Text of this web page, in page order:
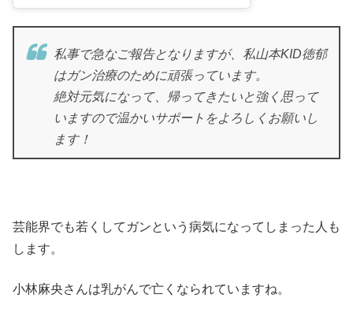
私事で急なご報告となりますが、私山本KID徳郁
はガン治療のために頑張っています。
絶対元気になって、帰ってきたいと強く思って
いますので温かいサポートをよろしくお願いし
ます！
芸能界でも若くしてガンという病気になってしまった人も
します。
小林麻央さんは乳がんで亡くなられていますね。